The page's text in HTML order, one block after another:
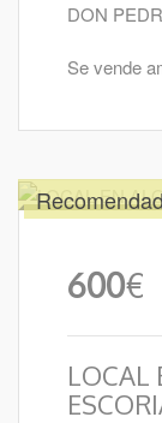
DON
Se vende
600€
LOCAL